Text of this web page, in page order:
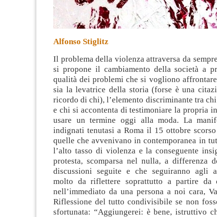
Alfonso Stiglitz
Il problema della violenza attraversa da
si propone il cambiamento della società a
qualità dei problemi che si vogliono
sia la levatrice della storia (forse è una
ricordo di chi), l’elemento discriminante tra
e chi si accontenta di testimoniare la propria
usare un termine oggi alla moda. La
indignati tenutasi a Roma il 15 ottobre
quelle che avvenivano in contemporanea in
l’alto tasso di violenza e la conseguente
protesta, scomparsa nel nulla, a differenza
discussioni seguite e che seguiranno agli
molto da riflettere soprattutto a partire da
nell’immediato da una persona a noi cara,
Riflessione del tutto condivisibile se non
sfortunata: “Aggiungerei: è bene, istruttivo